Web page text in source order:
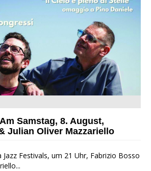
Oliver Mazzariello zu Gast beim Garda
Samstag, 8. August,
Julian Oliver Mazzariello
Jazz Festivals, um 21 Uhr, Fabrizio Bosso